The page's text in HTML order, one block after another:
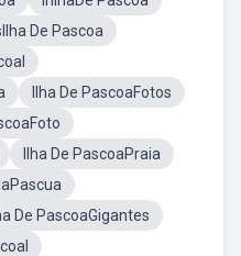
De Pascoa
Ilha De PascoaFotos
Ilha De PascoaPraia
De PascoaGigantes